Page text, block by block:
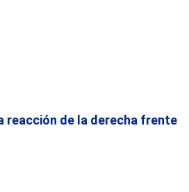
reacción de la derecha frente